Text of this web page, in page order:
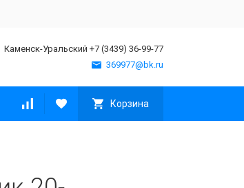
Каменск-Уральский +7 (3439) 36-99-77
369977@bk.ru
Корзина